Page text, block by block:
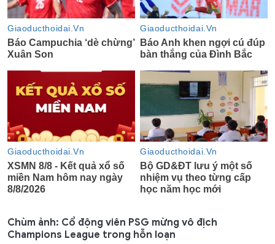
Chùm ảnh: Cổ động viên PSG mừng vô địch
Champions League trong hỗn loạn